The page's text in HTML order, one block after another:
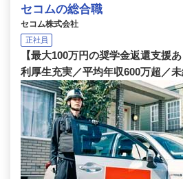
セコムの総合職
セコム株式会社
正社員
【最大100万円の奨学金返還支援
利厚生充実／平均年収600万超／